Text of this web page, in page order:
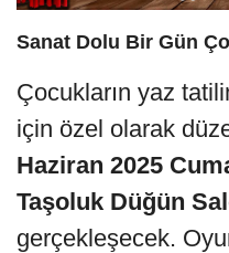
Sanat Dolu Bir Gün
Çocukların yaz
için özel olarak
Haziran 2025
Taşoluk Düğün
gerçekleşecek.